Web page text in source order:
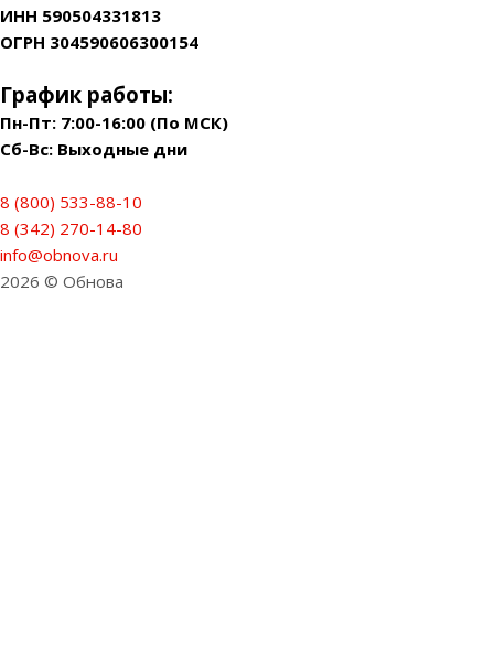
ИНН 590504331813
ОГРН 304590606300154
График работы:
Пн-Пт: 7:00-16:00 (По МСК)
Сб-Вс: Выходные дни
8 (800) 533-88-10
8 (342) 270-14-80
info@obnova.ru
2026 © Обнова